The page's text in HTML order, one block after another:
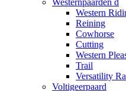
Westernpaarden d
Western
Reining
Cowhorse
Cutting
Western
Trail
Versatility
Voltigeerpaard